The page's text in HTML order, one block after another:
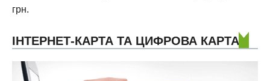
грн.
ІНТЕРНЕТ-КАРТА ТА ЦИФРОВА КАРТА